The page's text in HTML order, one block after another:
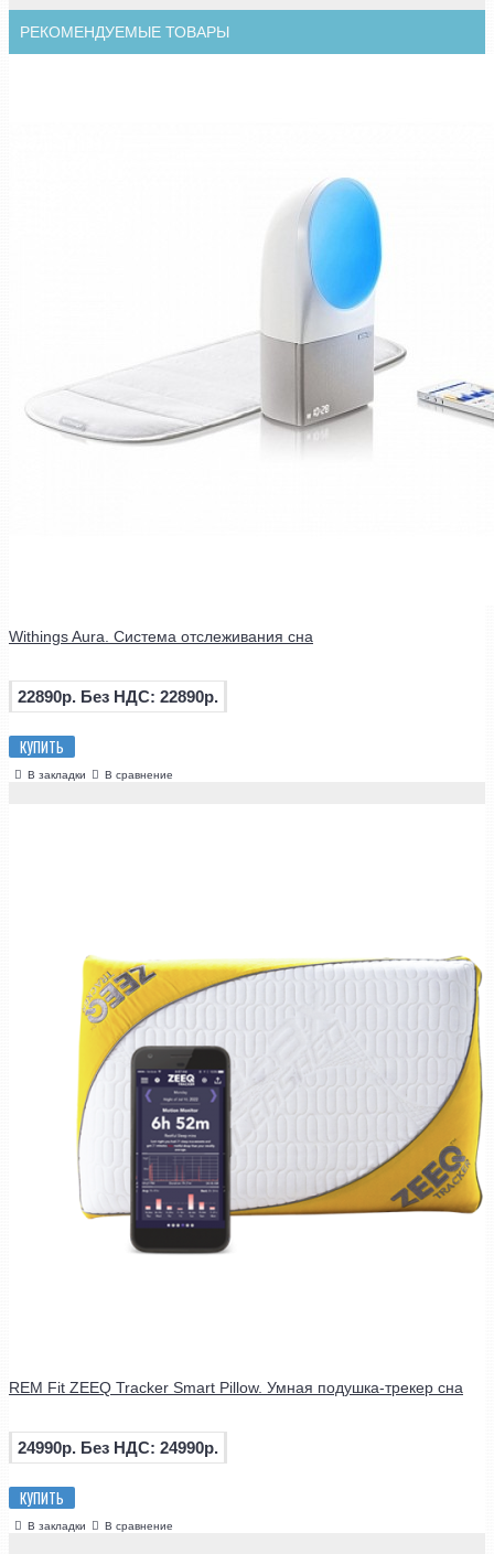
РЕКОМЕНДУЕМЫЕ ТОВАРЫ
Withings Aura. Система отслеживания сна
22890р. Без НДС: 22890р.
КУПИТЬ
В закладки В сравнение
REM Fit ZEEQ Tracker Smart Pillow. Умная подушка-трекер сна
24990р. Без НДС: 24990р.
КУПИТЬ
В закладки В сравнение